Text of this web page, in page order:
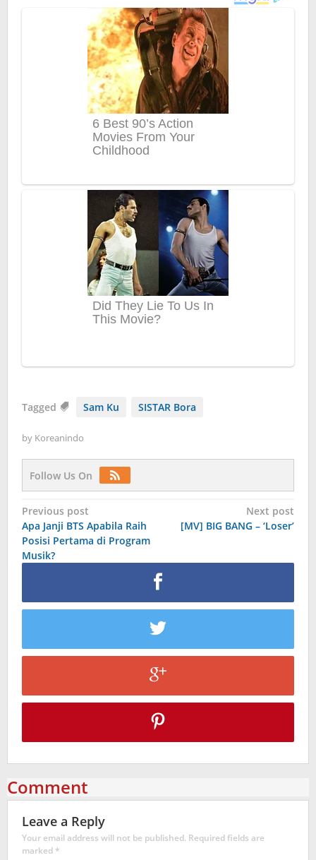
Tagged Sam Ku SISTAR Bora
by Koreanindo
Follow Us On
Post
navigation
Previous post
Apa Janji BTS Apabila Raih
Posisi Pertama di Program
Musik?
Next post
[MV] BIG BANG – ‘Loser’
Comment
Leave a Reply
Your email address will not be published. Required fields are
marked*